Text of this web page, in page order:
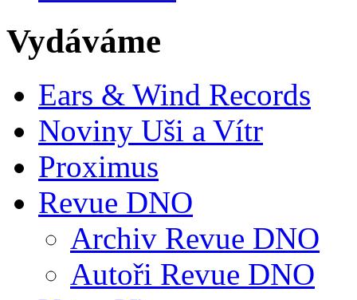
Vydáváme
Ears & Wind Records
Noviny Uši a Vítr
Proximus
Revue DNO
Archiv Revue DNO
Autoři Revue DNO